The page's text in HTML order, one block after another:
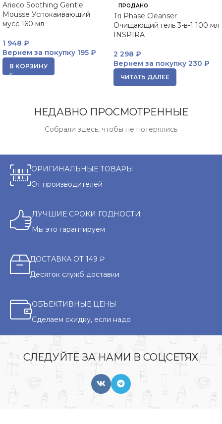
Arieco Soothing Gentle
Mousse Успокаивающий
мусс 160 мл
1 948 ₽
Вернем за покупку 195 ₽
В КОРЗИНУ
ПРОДАНО
Tri Phase Cleanser
Очищающий гель 3-в-1 100 мл
INSPIRA
2 298 ₽
Вернем за покупку 230 ₽
ЧИТАТЬ ДАЛЕЕ
НЕДАВНО ПРОСМОТРЕННЫЕ
Собрали здесь, чтобы не потерялись
ОРИГИНАЛЬНЫЕ ТОВАРЫ
От производителей
ЛУЧШИЕ СРОКИ ГОДНОСТИ
Мы это гарантируем
ДОСТАВКА ОТ 149 ₽
Десяток служб доставки
ОБЪЕКТИВНЫЕ ЦЕНЫ
Сделаем скидку, если надо
СЛЕДУЙТЕ ЗА НАМИ В СОЦСЕТЯХ